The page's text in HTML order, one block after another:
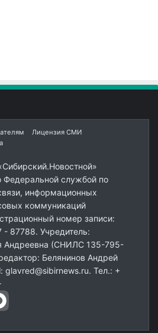
Лицензия СМИ
Федеральной службой по
информационных
коммуникаций
номер записи:
87788. Учредитель:
Андреевна (СНИЛС 135-795-
Белянинов Андрей
glavred@sibirnews.ru. Тел.: +